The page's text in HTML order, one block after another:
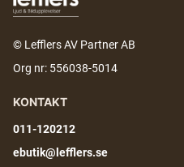
© Lefflers AV Partner AB
Org nr: 556038-5014
KONTAKT
011-120212
ebutik@lefflers.se